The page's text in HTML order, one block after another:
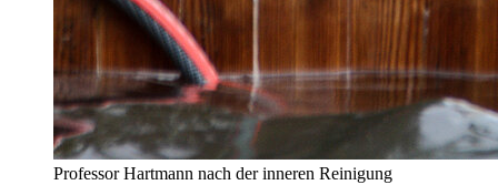
Professor Hartmann nach der inneren Reinigung